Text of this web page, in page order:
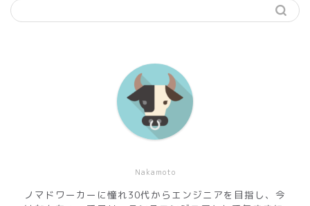
Nakamoto
ノマドワーカーに憧れ30代からエンジニアを目指し、今